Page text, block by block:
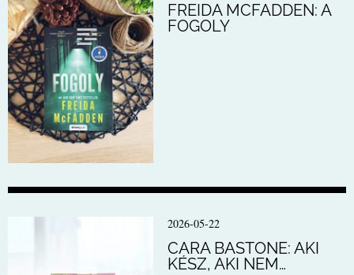
FREIDA MCFADDEN: A
FOGOLY
2026-05-22
CARA BASTONE: AKI
KÉSZ, AKI NEM…